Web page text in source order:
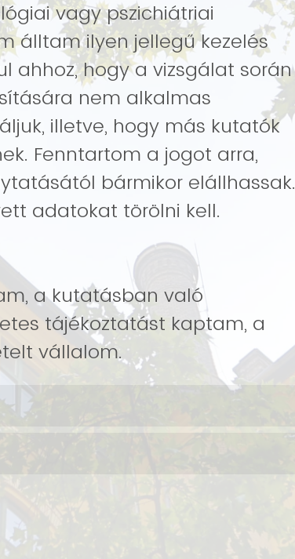
álltam ilyen jellegű kezelés
nem alkalmas
illetve, hogy más kutatók
Fenntartom a jogot arra,
bármikor elállhassak.
adatokat törölni kell.
a kutatásban való
tájékoztatást kaptam, a
vállalom.